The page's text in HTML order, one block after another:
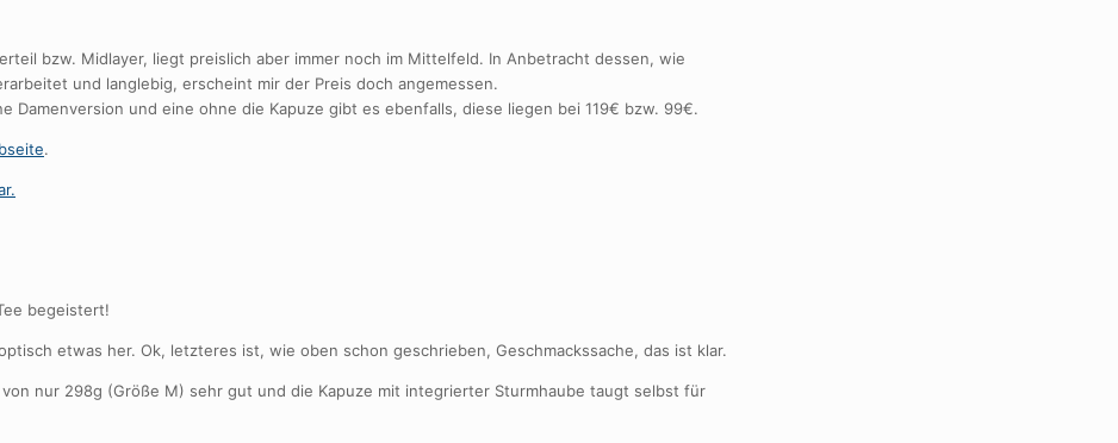
bzw. Midlayer, liegt preislich aber immer noch im Mittelfeld. In Anbetracht dessen, wie
und langlebig, erscheint mir der Preis doch angemessen.
Damenversion und eine ohne die Kapuze gibt es ebenfalls, diese liegen bei 119€ bzw. 99€.
.
begeistert!
etwas her. Ok, letzteres ist, wie oben schon geschrieben, Geschmackssache, das ist klar.
nur 298g (Größe M) sehr gut und die Kapuze mit integrierter Sturmhaube taugt selbst für